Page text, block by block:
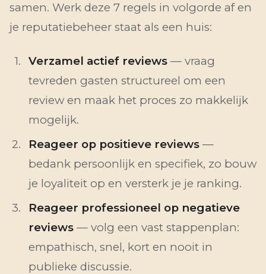
samen. Werk deze 7 regels in volgorde af en
je reputatiebeheer staat als een huis:
Verzamel actief reviews — vraag
tevreden gasten structureel om een
review en maak het proces zo makkelijk
mogelijk.
Reageer op positieve reviews —
bedank persoonlijk en specifiek, zo bouw
je loyaliteit op en versterk je je ranking.
Reageer professioneel op negatieve
reviews — volg een vast stappenplan:
empathisch, snel, kort en nooit in
publieke discussie.